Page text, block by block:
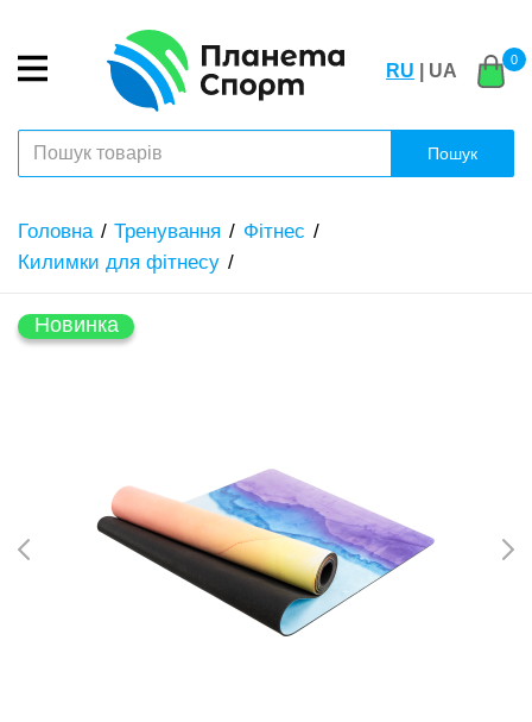
RU | UA
0
Пошук
Головна Тренування
Фітнес
Килимки для фітнесу
Новинка